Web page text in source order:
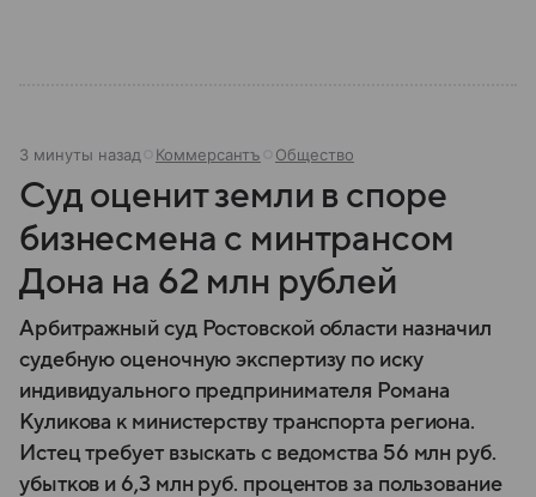
3 минуты назад Коммерсантъ Общество
Суд оценит земли в споре
бизнесмена с минтрансом
Дона на 62 млн рублей
Арбитражный суд Ростовской области назначил
судебную оценочную экспертизу по иску
индивидуального предпринимателя Романа
Куликова к министерству транспорта региона.
Истец требует взыскать с ведомства 56 млн руб.
убытков и 6,3 млн руб. процентов за пользование